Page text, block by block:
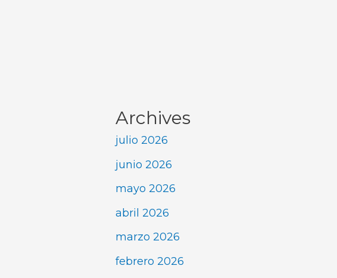
Archives
julio 2026
junio 2026
mayo 2026
abril 2026
marzo 2026
febrero 2026